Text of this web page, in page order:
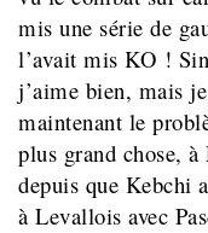
mis une série de
l’avait mis KO !
j’aime bien, mais
maintenant le
plus grand chose,
depuis que Kebchi
à Levallois avec